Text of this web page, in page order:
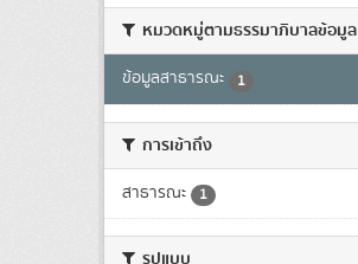
หมวดหมู่ตามธรรมาภิบาลข้อมูล
ข้อมูลสาธารณะ 1
การเข้าถึง
สาธารณะ 1